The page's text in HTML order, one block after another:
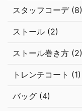
スタッフコーデ (8)
ストール (2)
ストール巻き方 (2)
トレンチコート (1)
バッグ (4)